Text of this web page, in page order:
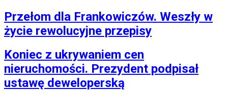
Przełom dla Frankowiczów. Weszły w
życie rewolucyjne przepisy
Koniec z ukrywaniem cen
nieruchomości. Prezydent podpisał
ustawę deweloperską